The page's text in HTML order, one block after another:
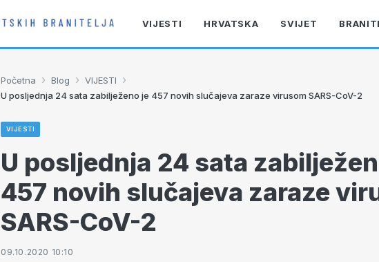
VIJESTI HRVATSKA SVIJET
Početna › Blog › VIJESTI ›
U posljednja 24 sata zabilježeno je 457 novih slučajeva zaraze virusom SARS-CoV-2
VIJESTI
U posljednja 24 sata
457 novih slučajeva zaraze
SARS-CoV-2
09.10.2020 10:10